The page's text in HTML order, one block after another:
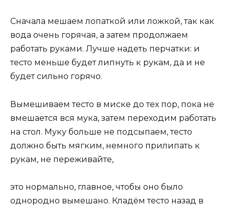
Сначала мешаем лопаткой или ложкой, так как
вода очень горячая, а затем продолжаем
работать руками. Лучше надеть перчатки: и
тесто меньше будет липнуть к рукам, да и не
будет сильно горячо.
Вымешиваем тесто в миске до тех пор, пока не
вмешается вся мука, затем переходим работать
на стол. Муку больше не подсыпаем, тесто
должно быть мягким, немного прилипать к
рукам, не переживайте,
это нормально, главное, чтобы оно было
однородно вымешано. Кладём тесто назад в